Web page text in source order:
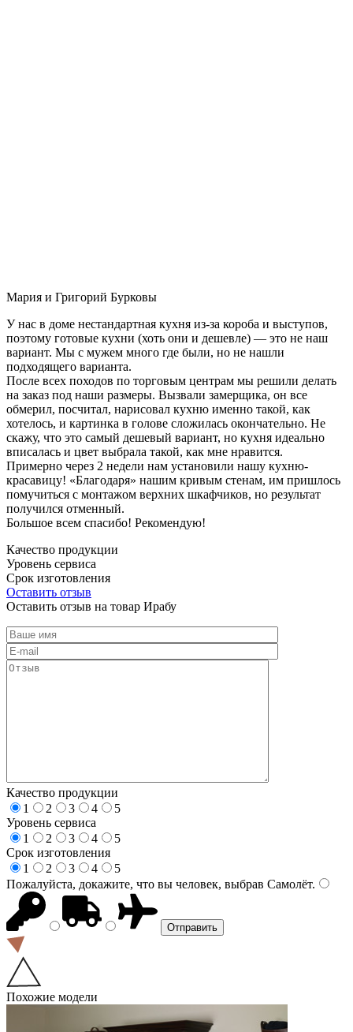
Мария и Григорий Бурковы
У нас в доме нестандартная кухня из-за короба и выступов,
поэтому готовые кухни (хоть они и дешевле) — это не наш
вариант. Мы с мужем много где были, но не нашли
подходящего варианта.
После всех походов по торговым центрам мы решили делать
на заказ под наши размеры. Вызвали замерщика, он все
обмерил, посчитал, нарисовал кухню именно такой, как
хотелось, и картинка в голове сложилась окончательно. Не
скажу, что это самый дешевый вариант, но кухня идеально
вписалась и цвет выбрала такой, как мне нравится.
Примерно через 2 недели нам установили нашу кухню-
красавицу! «Благодаря» нашим кривым стенам, им пришлось
помучиться с монтажом верхних шкафчиков, но результат
получился отменный.
Большое всем спасибо! Рекомендую!
Качество продукции
Уровень сервиса
Срок изготовления
Оставить отзыв
Оставить отзыв на товар Ирабу
Качество продукции
1
2 3 4
5
Уровень сервиса
1
2 3 4
5
Срок изготовления
1
2 3 4
5
Пожалуйста, докажите, что вы человек, выбрав Самолёт.
Похожие модели